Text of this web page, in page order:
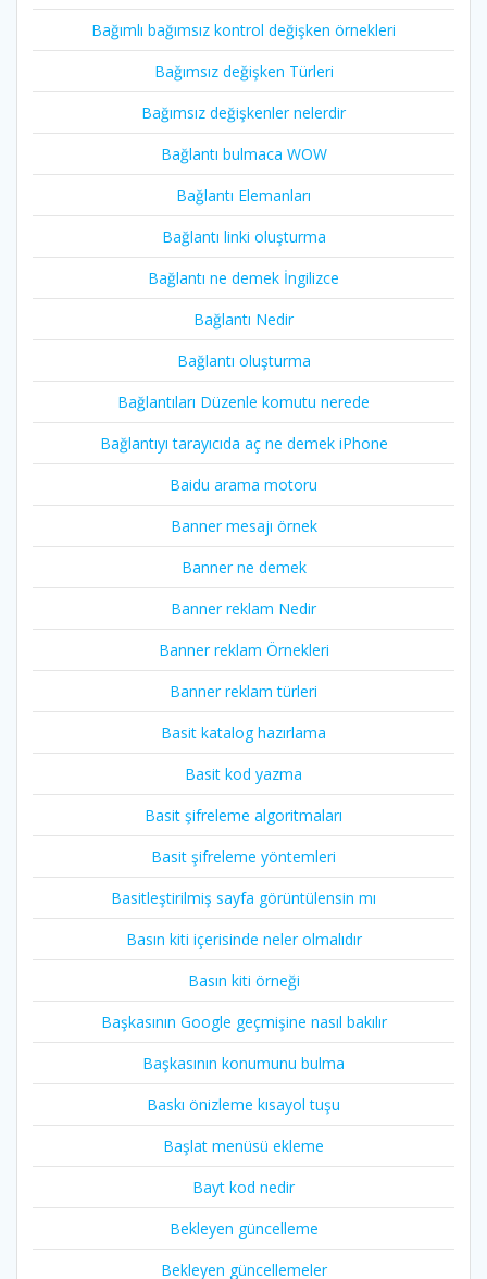
Bağımlı bağımsız kontrol değişken örnekleri
Bağımsız değişken Türleri
Bağımsız değişkenler nelerdir
Bağlantı bulmaca WOW
Bağlantı Elemanları
Bağlantı linki oluşturma
Bağlantı ne demek İngilizce
Bağlantı Nedir
Bağlantı oluşturma
Bağlantıları Düzenle komutu nerede
Bağlantıyı tarayıcıda aç ne demek iPhone
Baidu arama motoru
Banner mesajı örnek
Banner ne demek
Banner reklam Nedir
Banner reklam Örnekleri
Banner reklam türleri
Basit katalog hazırlama
Basit kod yazma
Basit şifreleme algoritmaları
Basit şifreleme yöntemleri
Basitleştirilmiş sayfa görüntülensin mı
Basın kiti içerisinde neler olmalıdır
Basın kiti örneği
Başkasının Google geçmişine nasıl bakılır
Başkasının konumunu bulma
Baskı önizleme kısayol tuşu
Başlat menüsü ekleme
Bayt kod nedir
Bekleyen güncelleme
Bekleyen güncellemeler